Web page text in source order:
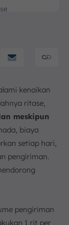
kenaikan
ritase,
meskipun
biaya
setiap hari,
pengiriman.
pengiriman
1 rit per